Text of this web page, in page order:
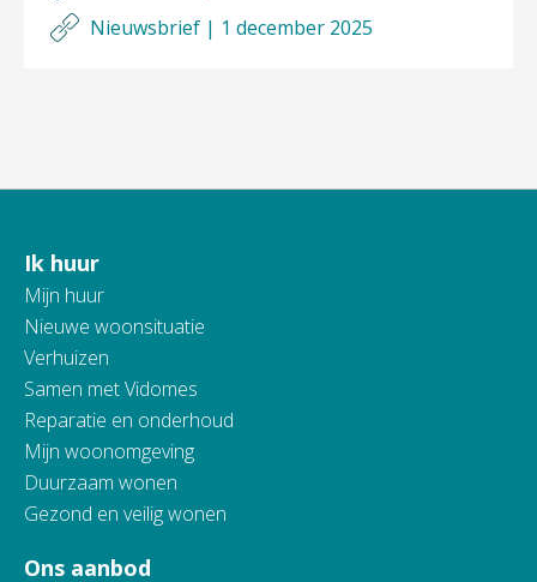
Nieuwsbrief | 1 december 2025
Contactinformatie
Ik huur
Mijn huur
Nieuwe woonsituatie
Verhuizen
Samen met Vidomes
Reparatie en onderhoud
Mijn woonomgeving
Duurzaam wonen
Gezond en veilig wonen
Ons aanbod